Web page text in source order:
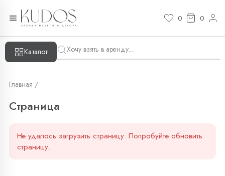
0 0
Каталог
Главная /
Страница
Не удалось загрузить страницу. Попробуйте обновить
страницу.